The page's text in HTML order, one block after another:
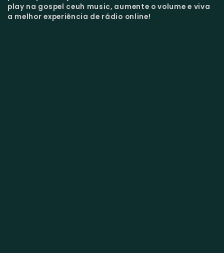
play na gospel ceuh music, aumente o volume e viva
a melhor experiência de rádio online!